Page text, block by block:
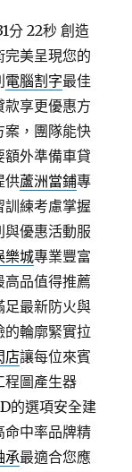
分 22秒 創造
完美呈現您的
電腦割字最佳
款享更優惠方
案，團隊能快
額外準備車貸
供蘆洲當鋪專
訓練考慮掌握
與優惠活動服
樂城專業豐富
品值得推薦
足最新防火與
的輪廓緊實拉
店讓每位來賓
程圖產生器
的選項安全建
命中率品牌精
承最適合您應